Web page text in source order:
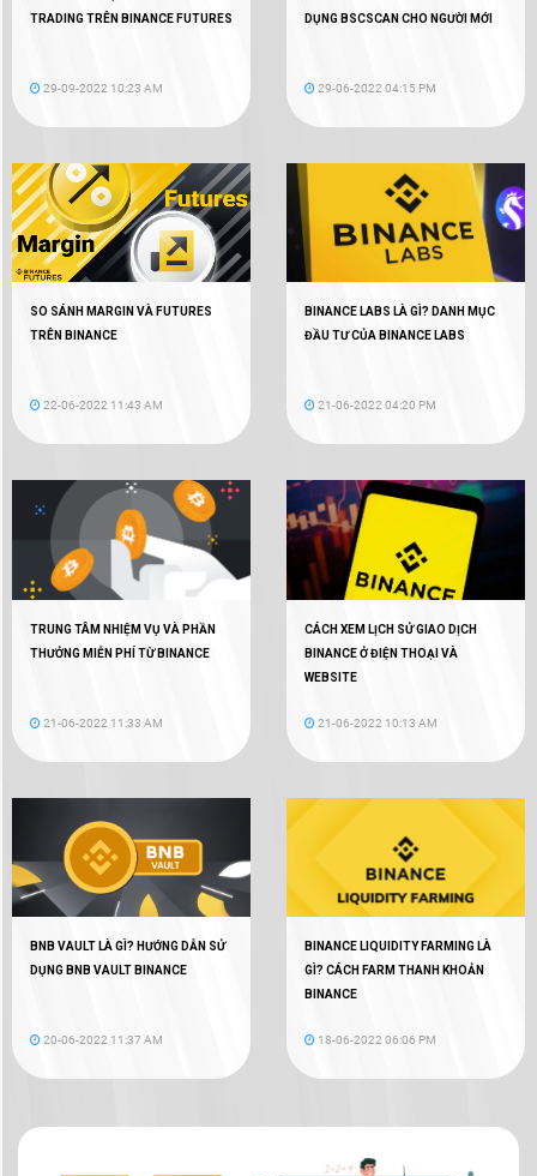
TRADING TRÊN BINANCE FUTURES
29-09-2022 10:23 AM
DỤNG BSCSCAN CHO NGƯỜI MỚI
29-06-2022 04:15 PM
SO SÁNH MARGIN VÀ FUTURES
TRÊN BINANCE
22-06-2022 11:43 AM
BINANCE LABS LÀ GÌ? DANH MỤC
ĐẦU TƯ CỦA BINANCE LABS
21-06-2022 04:20 PM
TRUNG TÂM NHIỆM VỤ VÀ PHẦN
THƯỞNG MIỄN PHÍ TỪ BINANCE
21-06-2022 11:33 AM
CÁCH XEM LỊCH SỬ GIAO DỊCH
BINANCE Ở ĐIỆN THOẠI VÀ
WEBSITE
21-06-2022 10:13 AM
BNB VAULT LÀ GÌ? HƯỚNG DẪN SỬ
DỤNG BNB VAULT BINANCE
20-06-2022 11:37 AM
BINANCE LIQUIDITY FARMING LÀ
GÌ? CÁCH FARM THANH KHOẢN
BINANCE
18-06-2022 06:06 PM